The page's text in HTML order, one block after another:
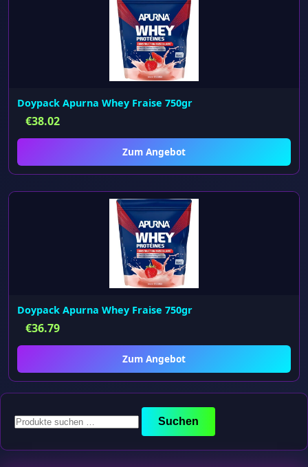
Doypack Apurna Whey Fraise 750gr
€38.02
Zum Angebot
Doypack Apurna Whey Fraise 750gr
€36.79
Zum Angebot
Suchen
nach:
Suchen